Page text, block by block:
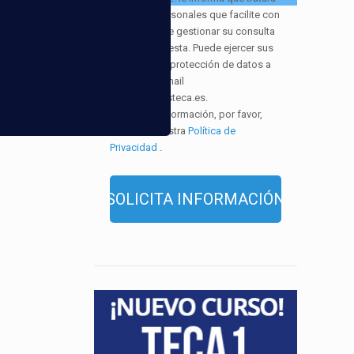
los datos personales que facilite con
la finalidad de gestionar su consulta
y darle respuesta. Puede ejercer sus
derechos de protección de datos a
través del e-mail
infor@cursosteca.es.
. Para más información, por favor,
consulte nuestraPolítica de
Privacidad